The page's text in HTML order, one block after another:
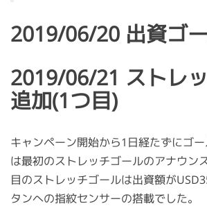
2019/06/20 出資ゴ
2019/06/21 ストレ
追加(1つ目)
キャンペーン開始から1日経たずにゴ
は最初のストレッチゴールのアナウン
目のストレッチゴールは出資額が
タンへの指紋センサーの搭載でした。